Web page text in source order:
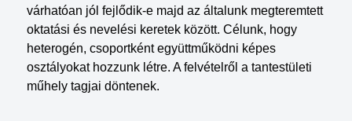
várhatóan jól fejlődik-e majd az általunk megteremtett
oktatási és nevelési keretek között. Célunk, hogy
heterogén, csoportként együttműködni képes
osztályokat hozzunk létre. A felvételről a tantestületi
műhely tagjai döntenek.